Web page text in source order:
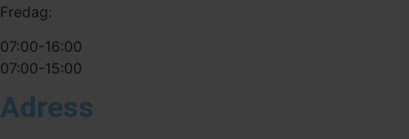
Fredag:
07:00-16:00
07:00-15:00
Adress